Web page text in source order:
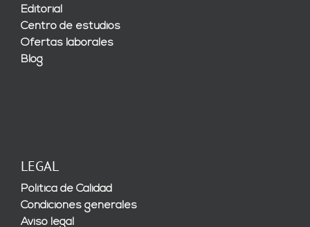
Editorial
Centro de estudios
Ofertas laborales
Blog
LEGAL
Política de Calidad
Condiciones generales
Aviso legal